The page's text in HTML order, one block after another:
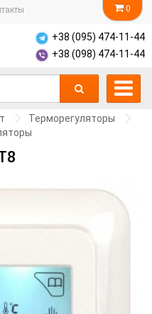
0
+38 (095) 474-11-44
+38 (098) 474-11-44
Терморегуляторы